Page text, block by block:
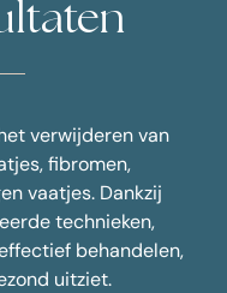
verwijderen van
fibromen,
vaatjes. Dankzij
technieken,
behandelen,
uitziet.